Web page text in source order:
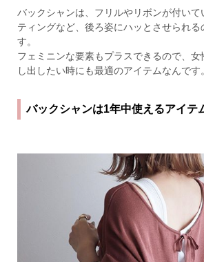
バックシャンは、フリルやリボンが付いて
ティングなど、後ろ姿にハッとさせられ
す。
フェミニンな要素もプラスできるので、女
し出したい時にも最適のアイテムなんです。
バックシャンは1年中使えるアイテ